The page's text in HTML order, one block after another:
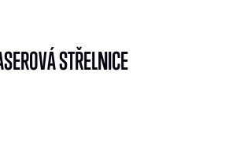
STŘELNICE